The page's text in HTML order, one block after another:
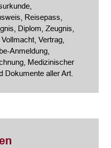
Reisepass,
Diplom, Zeugnis,
Vertrag,
Anmeldung,
Medizinischer
Dokumente aller Art.